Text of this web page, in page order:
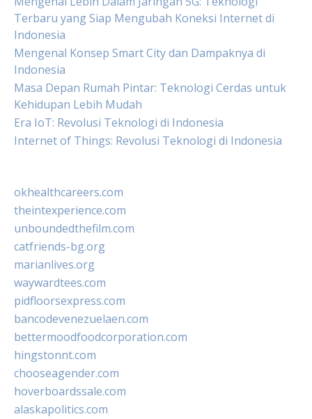
Terbaru yang Siap Mengubah Koneksi Internet di
Indonesia
Mengenal Konsep Smart City dan Dampaknya di
Indonesia
Masa Depan Rumah Pintar: Teknologi Cerdas untuk
Kehidupan Lebih Mudah
Era IoT: Revolusi Teknologi di Indonesia
Internet of Things: Revolusi Teknologi di Indonesia
okhealthcareers.com
theintexperience.com
unboundedthefilm.com
catfriends-bg.org
marianlives.org
waywardtees.com
pidfloorsexpress.com
bancodevenezuelaen.com
bettermoodfoodcorporation.com
hingstonnt.com
chooseagender.com
hoverboardssale.com
alaskapolitics.com